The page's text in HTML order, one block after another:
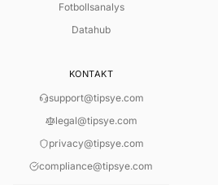
Regelbaserad Matchläsning
Fotbollsanalys
Datahub
KONTAKT
support@tipsye.com
legal@tipsye.com
privacy@tipsye.com
compliance@tipsye.com